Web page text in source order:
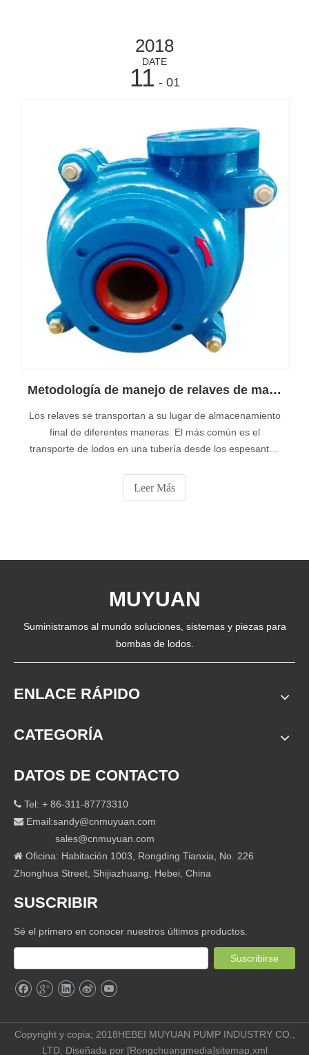
2018
DATE
11 - 01
Metodología de manejo de relaves de manejo de bombas de lodos.
Los relaves se transportan a su lugar de almacenamiento
final de diferentes maneras. El más común es el
transporte de lodos en una tubería desde los espesantes
hasta los puntos de deposición ubicados dentro o
alrededor de una instalación de almacenamiento de
Leer Más
MUYUAN
Suministramos al mundo soluciones, sistemas y piezas para
bombas de lodos.
ENLACE RÁPIDO
CATEGORÍA
DATOS DE CONTACTO
 Tel: + 86-311-87773310
 Email:sandy@cnmuyuan.com
sales@cnmuyuan.com
 Oficina: Habitación 1003, Rongding Tianxia, ​​No. 226
Zhonghua Street, Shijiazhuang, Hebei, China
SUSCRIBIR
Sé el primero en conocer nuestros últimos productos.
Suscribirse
Copyright y copia; 2018HEBEI MUYUAN PUMP INDUSTRY CO.,
LTD. Diseñada por [Rongchuangmedia]sitemap.xml